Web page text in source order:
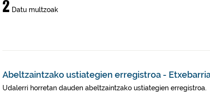
eta
2 Datu multzoak
Abeltzaintzako ustiategien erregistroa -
Udalerri horretan dauden abeltzaintzako ustiategien erregistroa.